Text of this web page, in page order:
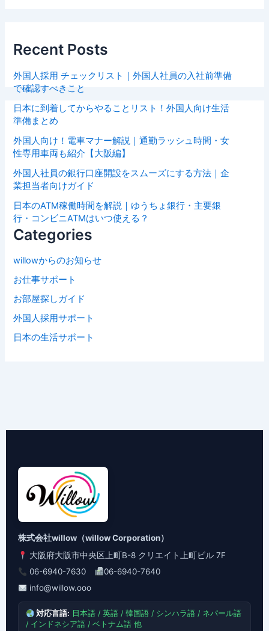
Recent Posts
外国人採用 チェックリスト｜外国人社員の入社前準備
で確認すべきこと
日本に到着してからやることリスト！外国人向け生活
準備まとめ
外国人向け！電車マナー解説｜通勤ラッシュ時間・女
性専用車両も紹介【大阪編】
外国人社員の銀行口座開設をスムーズにする方法｜企
業担当者向けガイド
日本のATM稼働時間を解説｜ゆうちょ銀行・主要銀
行・コンビニATMはいつ使える？
Categories
willowからのお知らせ
お仕事サポート
お部屋探しガイド
外国人採用サポート
日本の生活サポート
株式会社willow（willow Corporation）
大阪府大阪市中央区上町B-8 クリエイト上町ビル 7F
06-6940-7630
06-6940-7640
info@willow.ooo
対応言語: 日本語 / 英語 / 韓国語 / シンハラ語 / ネパール語
/ インドネシア語 / ベトナム語 他